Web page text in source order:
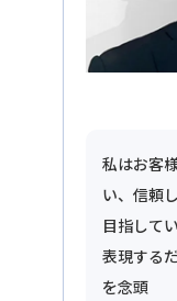
私はお客
い、信頼
目指して
表現する
を念頭